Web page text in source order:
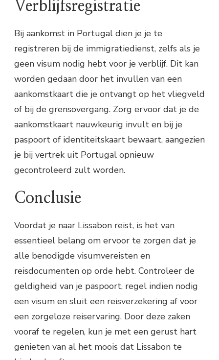
Verblijfsregistratie
Bij aankomst in Portugal dien je je te
registreren bij de immigratiedienst, zelfs als je
geen visum nodig hebt voor je verblijf. Dit kan
worden gedaan door het invullen van een
aankomstkaart die je ontvangt op het vliegveld
of bij de grensovergang. Zorg ervoor dat je de
aankomstkaart nauwkeurig invult en bij je
paspoort of identiteitskaart bewaart, aangezien
je bij vertrek uit Portugal opnieuw
gecontroleerd zult worden.
Conclusie
Voordat je naar Lissabon reist, is het van
essentieel belang om ervoor te zorgen dat je
alle benodigde visumvereisten en
reisdocumenten op orde hebt. Controleer de
geldigheid van je paspoort, regel indien nodig
een visum en sluit een reisverzekering af voor
een zorgeloze reiservaring. Door deze zaken
vooraf te regelen, kun je met een gerust hart
genieten van al het moois dat Lissabon te